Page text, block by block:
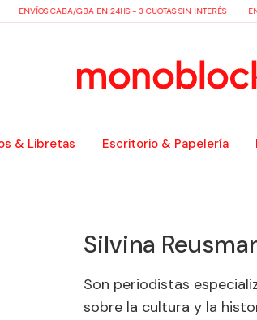
ENVÍOS CABA/GBA EN 24HS - 3 CUOTAS SIN INTERÉS
& Libretas Escritorio & Papelería
Silvina
Son periodistas
sobre la cultura y la